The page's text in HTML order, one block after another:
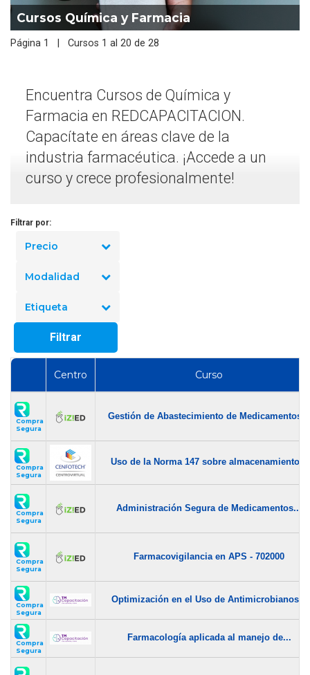
Cursos Química y Farmacia
Página 1 | Cursos 1 al 20 de 28
Encuentra Cursos de Química y
Farmacia en REDCAPACITACION.
Capacítate en áreas clave de la
industria farmacéutica. ¡Accede a un
curso y crece profesionalmente!
Filtrar por:
Precio
Modalidad
Etiqueta
Filtrar
Centro Curso
Compra
Segura
Gestión de Abastecimiento de Medicamentos...
Compra
Segura
Uso de la Norma 147 sobre almacenamiento...
Compra
Segura
Administración Segura de Medicamentos...
Compra
Segura
Farmacovigilancia en APS - 702000
Compra
Segura
Optimización en el Uso de Antimicrobianos...
Compra
Segura
Farmacología aplicada al manejo de...